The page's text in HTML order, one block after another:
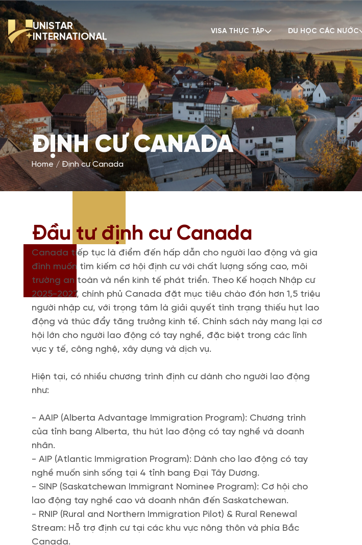
UNISTAR
INTERNATIONAL
VISA THỰC TẬP DU HỌC CÁC NƯỚC
ĐỊNH CƯ CANADA
Home Định cư Canada
Đầu tư định cư Canada
Canada tiếp tục là điểm đến hấp dẫn cho người lao động và gia
đình muốn tìm kiếm cơ hội định cư với chất lượng sống cao, môi
trường an toàn và nền kinh tế phát triển. Theo Kế hoạch Nhập cư
2025-2027, chính phủ Canada đặt mục tiêu chào đón hơn 1,5 triệu
người nhập cư, với trọng tâm là giải quyết tình trạng thiếu hụt lao
động và thúc đẩy tăng trưởng kinh tế. Chính sách này mang lại cơ
hội lớn cho người lao động có tay nghề, đặc biệt trong các lĩnh
vực y tế, công nghệ, xây dựng và dịch vụ.
Hiện tại, có nhiều chương trình định cư dành cho người lao động
như:
- AAIP (Alberta Advantage Immigration Program): Chương trình
của tỉnh bang Alberta, thu hút lao động có tay nghề và doanh
nhân.
- AIP (Atlantic Immigration Program): Dành cho lao động có tay
nghề muốn sinh sống tại 4 tỉnh bang Đại Tây Dương.
- SINP (Saskatchewan Immigrant Nominee Program): Cơ hội cho
lao động tay nghề cao và doanh nhân đến Saskatchewan.
- RNIP (Rural and Northern Immigration Pilot) & Rural Renewal
Stream: Hỗ trợ định cư tại các khu vực nông thôn và phía Bắc
Canada.